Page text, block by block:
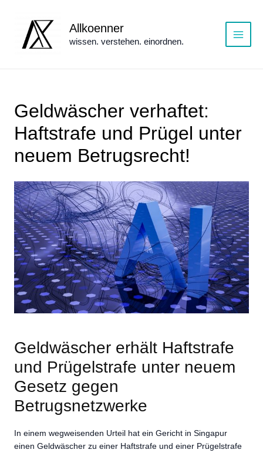
springen
Allkoenner
wissen. verstehen. einordnen.
Main
Geldwäscher verhaftet:
Haftstrafe und Prügel unter
neuem Betrugsrecht!
Geldwäscher erhält Haftstrafe
und Prügelstrafe unter neuem
Gesetz gegen
Betrugsnetzwerke
In einem wegweisenden Urteil hat ein Gericht in Singapur
einen Geldwäscher zu einer Haftstrafe und einer Prügelstrafe